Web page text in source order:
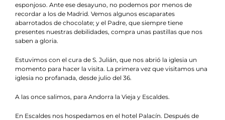
esponjoso. Ante ese desayuno, no podemos por menos de
recordar a los de Madrid. Vemos algunos escaparates
abarrotados de chocolate; y el Padre, que siempre tiene
presentes nuestras debilidades, compra unas pastillas que nos
saben a gloria.
Estuvimos con el cura de S. Julián, que nos abrió la iglesia un
momento para hacer la visita. La primera vez que visitamos una
iglesia no profanada, desde julio del 36.
A las once salimos, para Andorra la Vieja y Escaldes.
En Escaldes nos hospedamos en el hotel Palacín. Después de